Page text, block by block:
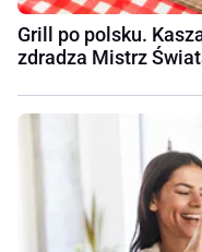
Grill po polsku.
zdradza Mistrz